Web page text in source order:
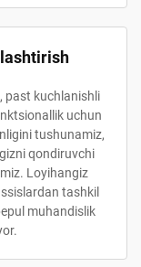
past kuchlanishli
uchun
tushunamiz,
qondiruvchi
Loyihangiz
tashkil
muhandislik